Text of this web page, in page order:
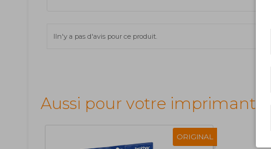
Iln'y a pas d'avis pour ce produit.
Aussi pour votre imprimante
ORIGINAL